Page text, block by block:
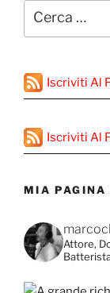
Cerca:
Iscriviti Al
Iscriviti Al
MIA PAGINA
Attore,